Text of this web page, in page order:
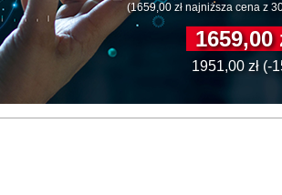
(1659,00 zł najniższa cena z
1659,00
1951,00 zł (-